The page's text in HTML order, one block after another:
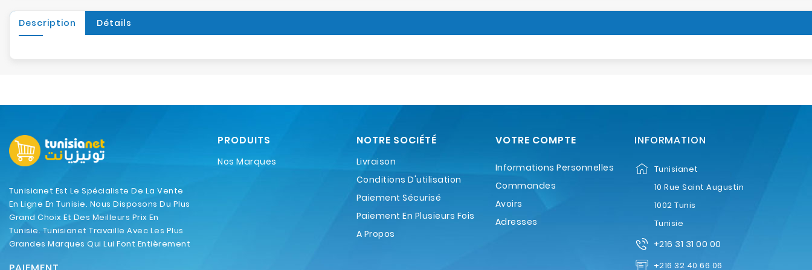
Description Détails
Tunisianet Est Le Spécialiste De La Vente
En Ligne En Tunisie. Nous Disposons Du Plus
Grand Choix Et Des Meilleurs Prix En
Tunisie. Tunisianet Travaille Avec Les Plus
Grandes Marques Qui Lui Font Entièrement
PRODUITS
Nos Marques
NOTRE SOCIÉTÉ
Livraison
Conditions D'utilisation
Paiement Sécurisé
Paiement En Plusieurs Fois
A Propos
VOTRE COMPTE
Informations Personnelles
Commandes
Avoirs
Adresses
INFORMATION
Tunisianet
10 Rue Saint Augustin
1002 Tunis
Tunisie
+216 31 31 00 00
+216 32 40 66 06